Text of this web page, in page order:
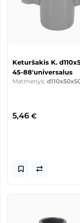
Keturšakis K.
45-88'universalus
Matmenys:
5,46 €